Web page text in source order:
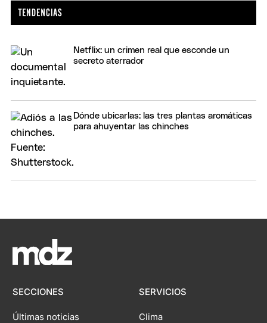
Netflix: un crimen real que esconde un
secreto aterrador
Dónde ubicarlas: las tres plantas aromáticas
para ahuyentar las chinches
SECCIONES
Últimas noticias
SERVICIOS
Clima